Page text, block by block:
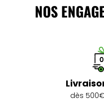
NOS
dès